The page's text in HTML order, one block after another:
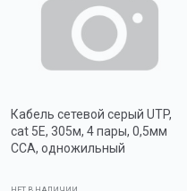
Кабель сетевой серый UTP,
cat 5E, 305м, 4 пары, 0,5мм
ССА, одножильный